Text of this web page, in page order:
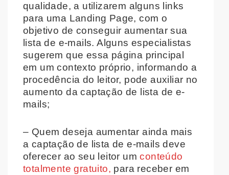
qualidade, a utilizarem alguns links
para uma Landing Page, com o
objetivo de conseguir aumentar sua
lista de e-mails. Alguns especialistas
sugerem que essa página principal
em um contexto próprio, informando a
procedência do leitor, pode auxiliar no
aumento da captação de lista de e-
mails;
– Quem deseja aumentar ainda mais
a captação de lista de e-mails deve
oferecer ao seu leitor umconteúdo
totalmente gratuito, para receber em